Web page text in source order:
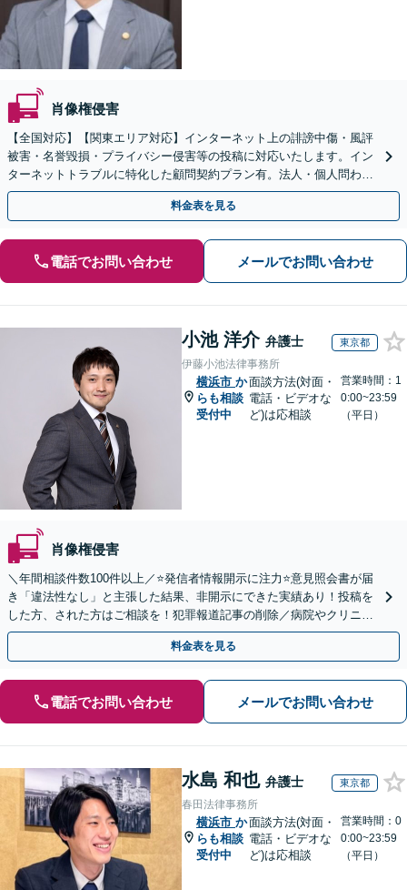
肖像権侵害
【全国対応】【関東エリア対応】インターネット上の誹謗中傷・風評
被害・名誉毀損・プライバシー侵害等の投稿に対応いたします。イン
ターネットトラブルに特化した顧問契約プラン有。法人・個人問わず
お気軽にご相談下さい。【オンライン相談可】
料金表を見る
電話でお問い合わせ メールでお問い合わせ
小池 洋介 弁護士 東京都
伊藤小池法律事務所
横浜市 か
らも相談
受付中
面談方法(対面・
電話・ビデオな
ど)は応相談
営業時間：1
0:00~23:59
（平日）
肖像権侵害
＼年間相談件数100件以上／⭐️発信者情報開示に注力⭐️意見照会書が届
き「違法性なし」と主張した結果、非開示にできた実績あり！投稿を
した方、された方はご相談を！犯罪報道記事の削除／病院やクリニッ
クの口コミ対策／AV出演歴の削除／トレントなど
料金表を見る
電話でお問い合わせ メールでお問い合わせ
水島 和也 弁護士 東京都
春田法律事務所
横浜市 か
らも相談
受付中
面談方法(対面・
電話・ビデオな
ど)は応相談
営業時間：0
0:00~23:59
（平日）